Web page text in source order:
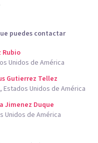
puedes contactar
Rubio
Unidos de América
Gutierrez Tellez
Estados Unidos de América
Jimenez Duque
Unidos de América